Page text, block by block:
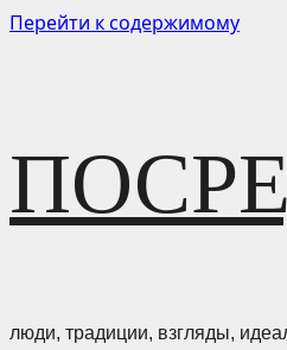
Перейти к содержимому
люди, традиции, взгляды,